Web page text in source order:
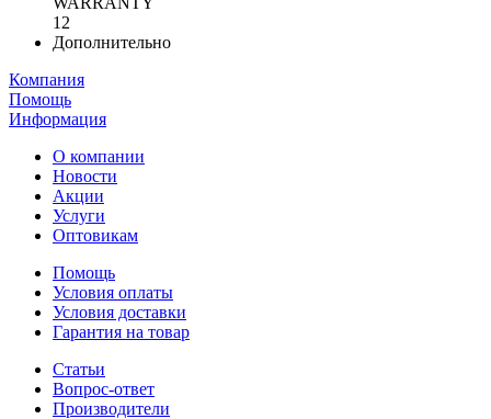
12
Дополнительно
Компания
Помощь
Информация
О компании
Новости
Акции
Услуги
Оптовикам
Помощь
Условия оплаты
Условия доставки
Гарантия на товар
Статьи
Вопрос-ответ
Производители